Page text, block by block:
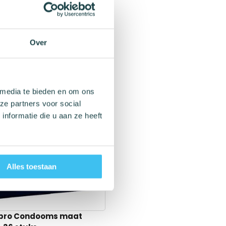
Over
te bieden en om ons
partners voor social
die u aan ze heeft
Alles toestaan
Condooms maat